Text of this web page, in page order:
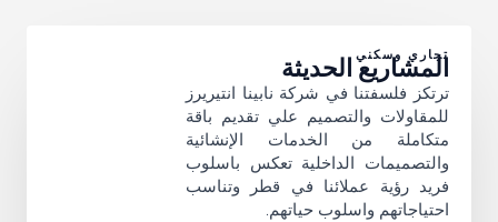
تجاري وسكني
المشاريع الحديثة
ترتكز فلسفتنا في شركة نابينا انتيريرز
للمقاولات والتصميم علي تقديم باقة
متكاملة من الخدمات الإنشائية
والتصميمات الداخلية تعكس باسلوب
فريد رؤية عملائنا في قطر وتناسب
احتياجاتهم واسلوب حياتهم.